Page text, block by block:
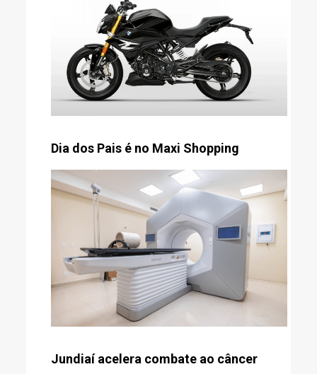
Dia dos Pais é no Maxi Shopping
Jundiaí acelera combate ao câncer